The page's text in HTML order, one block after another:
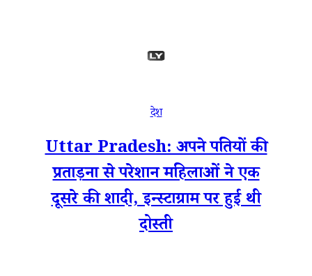
देश
Uttar Pradesh: अपने पतियों की
प्रताड़ना से परेशान महिलाओं ने एक
दूसरे की शादी, इन्स्टाग्राम पर हुई थी
दोस्ती